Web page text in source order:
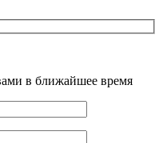
в ближайшее время